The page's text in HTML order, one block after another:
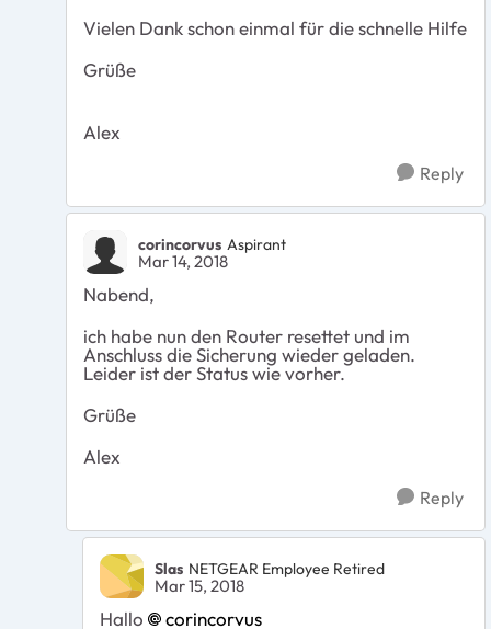
Vielen Dank schon einmal für die schnelle Hilfe
Grüße
Alex
Reply
corincorvus Aspirant
Mar 14, 2018
Nabend,
ich habe nun den Router resettet und im
Anschluss die Sicherung wieder geladen.
Leider ist der Status wie vorher.
Grüße
Alex
Reply
Slas NETGEAR Employee Retired
Mar 15, 2018
Hallo corincorvus